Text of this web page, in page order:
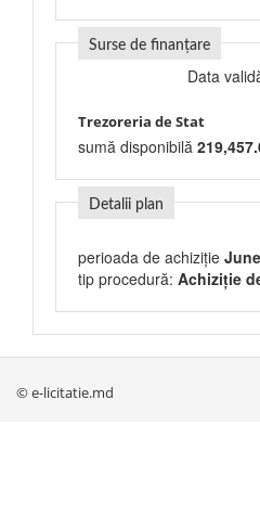
Surse de finanțare
Data
Trezoreria de Stat
sumă disponibilă
Detalii plan
perioada de achiziție June
tip procedură: Achiziție
© e-licitatie.md